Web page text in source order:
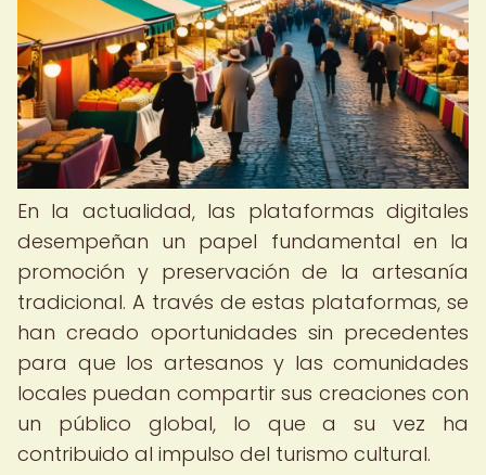
En la actualidad, las plataformas digitales
desempeñan un papel fundamental en la
promoción y preservación de la artesanía
tradicional. A través de estas plataformas, se
han creado oportunidades sin precedentes
para que los artesanos y las comunidades
locales puedan compartir sus creaciones con
un público global, lo que a su vez ha
contribuido al impulso del turismo cultural.